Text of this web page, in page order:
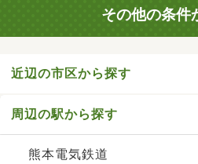
その他の条件
近辺の市区から探す
周辺の駅から探す
熊本電気鉄道